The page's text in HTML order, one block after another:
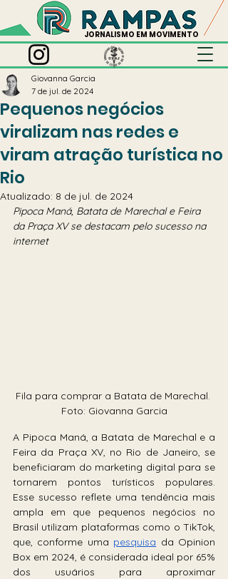
JORNALISMO EM MOVIMENTO
Pequenos negócios
viralizam nas redes e
viram atração turística no
Rio
Giovanna Garcia
7 de jul. de 2024
Atualizado: 8 de jul. de 2024
Pipoca Maná, Batata de Marechal e Feira
da Praça XV se destacam pelo sucesso na
internet
Fila para comprar a Batata de Marechal.
Foto: Giovanna Garcia
A Pipoca Maná, a Batata de Marechal e a
Feira da Praça XV, no Rio de Janeiro, se
beneficiaram do marketing digital para se
tornarem pontos turísticos populares.
Esse sucesso reflete uma tendência mais
ampla em que pequenos negócios no
Brasil utilizam plataformas como o TikTok,
que, conforme uma pesquisa da Opinion
Box em 2024, é considerada ideal por 65%
dos usuários para aproximar